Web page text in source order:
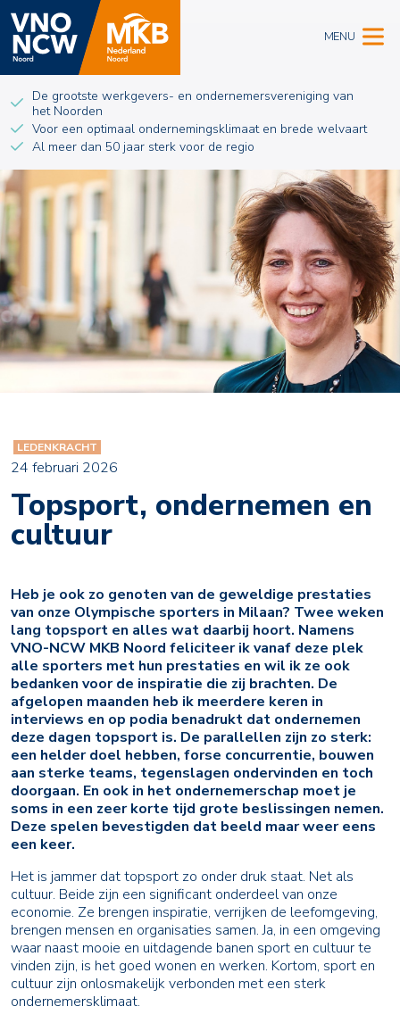
MENU
De grootste werkgevers- en ondernemersvereniging van
het Noorden
Voor een optimaal ondernemingsklimaat en brede welvaart
Al meer dan 50 jaar sterk voor de regio
LEDENKRACHT
24 februari 2026
Topsport, ondernemen en
cultuur
Heb je ook zo genoten van de geweldige prestaties
van onze Olympische sporters in Milaan? Twee weken
lang topsport en alles wat daarbij hoort. Namens
VNO-NCW MKB Noord feliciteer ik vanaf deze plek
alle sporters met hun prestaties en wil ik ze ook
bedanken voor de inspiratie die zij brachten. De
afgelopen maanden heb ik meerdere keren in
interviews en op podia benadrukt dat ondernemen
deze dagen topsport is. De parallellen zijn zo sterk:
een helder doel hebben, forse concurrentie, bouwen
aan sterke teams, tegenslagen ondervinden en toch
doorgaan. En ook in het ondernemerschap moet je
soms in een zeer korte tijd grote beslissingen nemen.
Deze spelen bevestigden dat beeld maar weer eens
een keer.
Het is jammer dat topsport zo onder druk staat. Net als
cultuur. Beide zijn een significant onderdeel van onze
economie. Ze brengen inspiratie, verrijken de leefomgeving,
brengen mensen en organisaties samen. Ja, in een omgeving
waar naast mooie en uitdagende banen sport en cultuur te
vinden zijn, is het goed wonen en werken. Kortom, sport en
cultuur zijn onlosmakelijk verbonden met een sterk
ondernemersklimaat.